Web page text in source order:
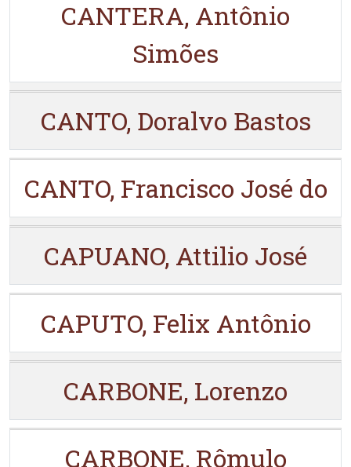
CANTERA, Antônio
Simões
CANTO, Doralvo Bastos
CANTO, Francisco José do
CAPUANO, Attilio José
CAPUTO, Felix Antônio
CARBONE, Lorenzo
CARBONE, Rômulo